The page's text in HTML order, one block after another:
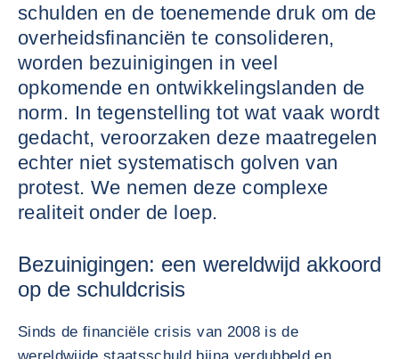
schulden en de toenemende druk om de
overheidsfinanciën te consolideren,
worden bezuinigingen in veel
opkomende en ontwikkelingslanden de
norm. In tegenstelling tot wat vaak wordt
gedacht, veroorzaken deze maatregelen
echter niet systematisch golven van
protest. We nemen deze complexe
realiteit onder de loep.
Bezuinigingen: een wereldwijd akkoord
op de schuldcrisis
Sinds de financiële crisis van 2008 is de